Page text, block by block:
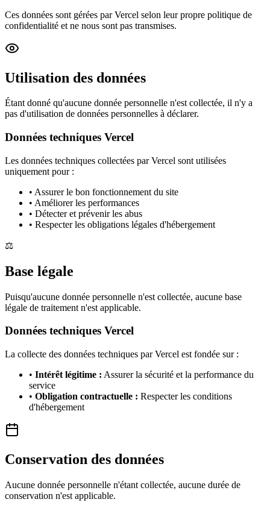
Ces données sont gérées par Vercel selon leur propre politique de
confidentialité et ne nous sont pas transmises.
Utilisation des données
Étant donné qu'aucune donnée personnelle n'est collectée, il n'y a
pas d'utilisation de données personnelles à déclarer.
Données techniques Vercel
Les données techniques collectées par Vercel sont utilisées
uniquement pour :
• Assurer le bon fonctionnement du site
• Améliorer les performances
• Détecter et prévenir les abus
• Respecter les obligations légales d'hébergement
⚖️
Base légale
Puisqu'aucune donnée personnelle n'est collectée, aucune base
légale de traitement n'est applicable.
Données techniques Vercel
La collecte des données techniques par Vercel est fondée sur :
• Intérêt légitime : Assurer la sécurité et la performance du
service
• Obligation contractuelle : Respecter les conditions
d'hébergement
Conservation des données
Aucune donnée personnelle n'étant collectée, aucune durée de
conservation n'est applicable.